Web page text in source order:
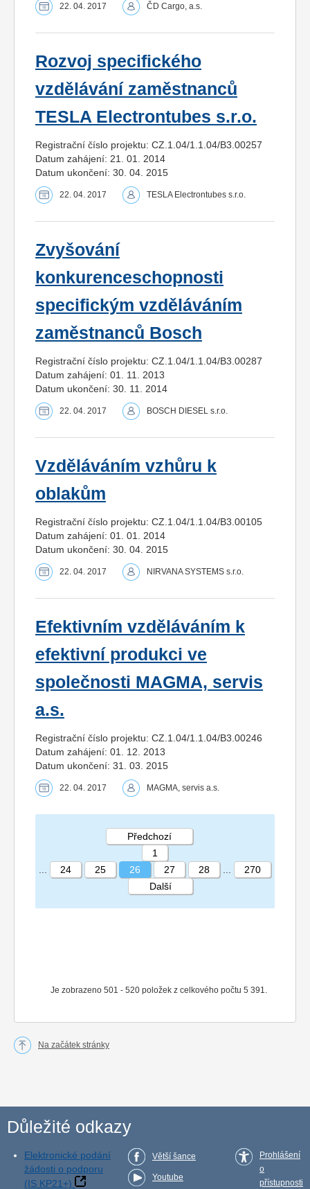
22. 04. 2017 ČD Cargo, a.s.
Rozvoj specifického
vzdělávání zaměstnanců
TESLA Electrontubes s.r.o.
Registrační číslo projektu: CZ.1.04/1.1.04/B3.00257
Datum zahájení: 21. 01. 2014
Datum ukončení: 30. 04. 2015
22. 04. 2017 TESLA Electrontubes s.r.o.
Zvyšování
konkurenceschopnosti
specifickým vzděláváním
zaměstnanců Bosch
Registrační číslo projektu: CZ.1.04/1.1.04/B3.00287
Datum zahájení: 01. 11. 2013
Datum ukončení: 30. 11. 2014
22. 04. 2017 BOSCH DIESEL s.r.o.
Vzděláváním vzhůru k
oblakům
Registrační číslo projektu: CZ.1.04/1.1.04/B3.00105
Datum zahájení: 01. 01. 2014
Datum ukončení: 30. 04. 2015
22. 04. 2017 NIRVANA SYSTEMS s.r.o.
Efektivním vzděláváním k
efektivní produkci ve
společnosti MAGMA, servis
a.s.
Registrační číslo projektu: CZ.1.04/1.1.04/B3.00246
Datum zahájení: 01. 12. 2013
Datum ukončení: 31. 03. 2015
22. 04. 2017 MAGMA, servis a.s.
STRÁNKA 26 270
Je zobrazeno 501 - 520 položek z celkového počtu 5 391.
Předchozí
1
24 25 26 27 28
270
Další
Na začátek stránky
Důležité odkazy
Elektronické podání
žádosti o podporu
(IS KP21+)
Větší šance
Youtube
Prohlášení
o
přístupnosti